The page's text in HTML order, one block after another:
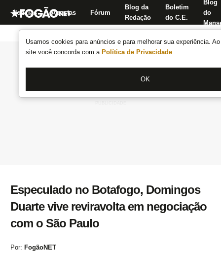
Usamos cookies para anúncios e para melhorar sua experiência.
site você concorda com a Política de Privacidade .
OK
Notícias Apostas Fórum
Blog da
Redação
Boletim
do C.E.
Blog
do
Especulado no Botafogo, Domingos
Duarte vive reviravolta em negociação
com o São Paulo
Por: FogãoNET